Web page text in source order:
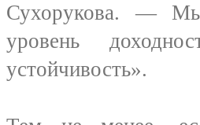
Сухорукова. — Мы
уровень
устойчивость».